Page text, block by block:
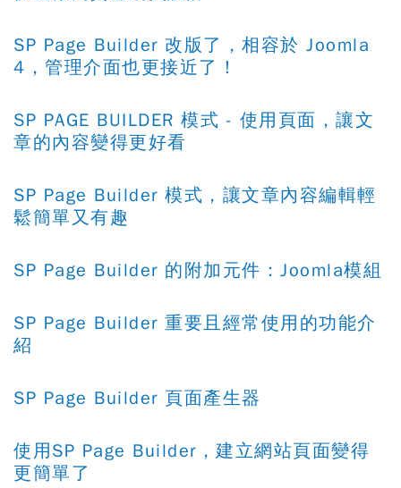
SP Page Builder 改版了，相容於 Joomla
4，管理介面也更接近了！
SP PAGE BUILDER 模式 - 使用頁面，讓文
章的內容變得更好看
SP Page Builder 模式，讓文章內容編輯輕
鬆簡單又有趣
SP Page Builder 的附加元件：Joomla模組
SP Page Builder 重要且經常使用的功能介
紹
SP Page Builder 頁面產生器
使用SP Page Builder，建立網站頁面變得
更簡單了